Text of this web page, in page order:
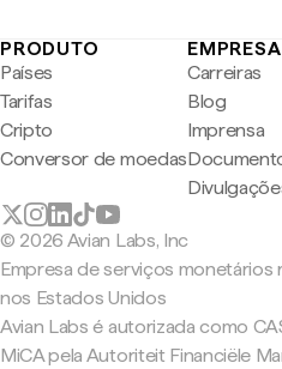
PRODUTO
Países
Tarifas
Cripto
Conversor de moedas
EMPRESA
Carreiras
Blog
Imprensa
© 2026 Avian Labs, Inc
Empresa de serviços monetários
nos Estados Unidos
Avian Labs é autorizada como
MiCA pela Autoriteit Financiële